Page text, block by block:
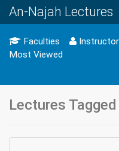
An-Najah Lectures
Faculties
Most Viewed